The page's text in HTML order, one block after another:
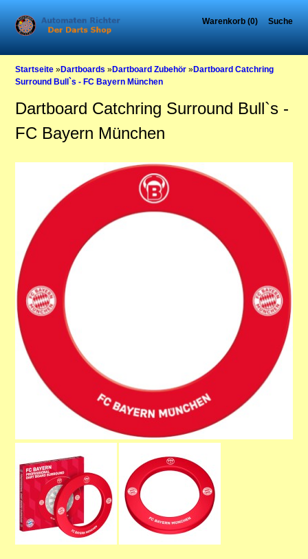
Warenkorb (0) Suche
Startseite »Dartboards »Dartboard Zubehör »Dartboard Catchring
Surround Bull`s - FC Bayern München
Dartboard Catchring Surround Bull`s -
FC Bayern München